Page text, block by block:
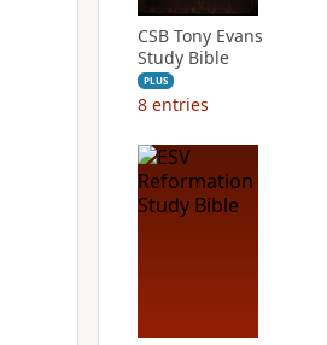
CSB Tony Evans
Study Bible
PLUS
8 entries